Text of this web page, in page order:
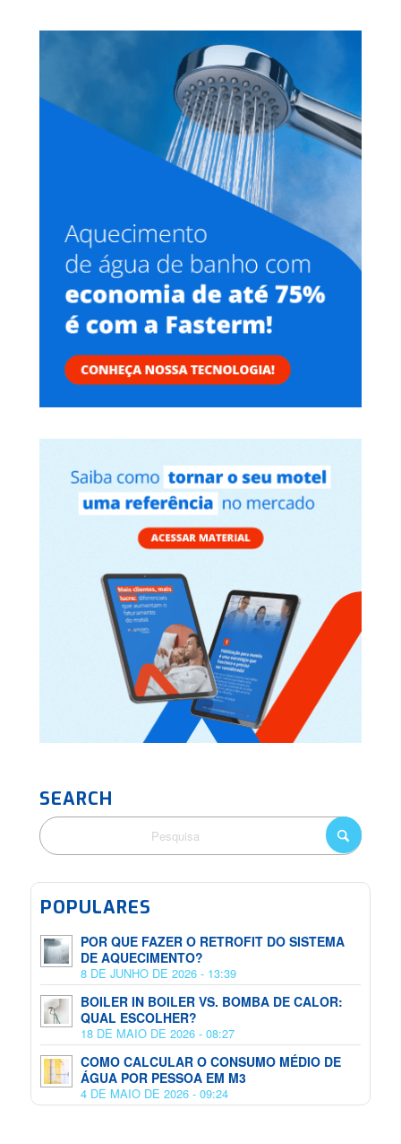
SEARCH
POPULARES
POR QUE FAZER O RETROFIT DO SISTEMA
DE AQUECIMENTO?
8 DE JUNHO DE 2026 - 13:39
BOILER IN BOILER VS. BOMBA DE CALOR:
QUAL ESCOLHER?
18 DE MAIO DE 2026 - 08:27
COMO CALCULAR O CONSUMO MÉDIO DE
ÁGUA POR PESSOA EM M3
4 DE MAIO DE 2026 - 09:24